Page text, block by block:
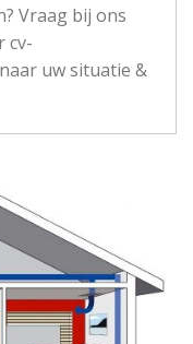
Vraag bij ons
cv-
uw situatie &